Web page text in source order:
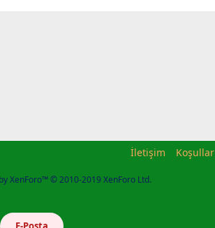
İletişim Koşullar
XenForo™© 2010-2019 XenForo Ltd.